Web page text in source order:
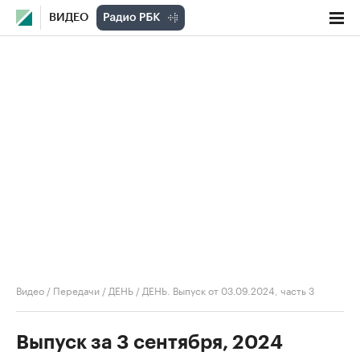
ВИДЕО
Видео / Передачи / ДЕНЬ / ДЕНЬ. Выпуск от 03.09.2024, часть 3
Выпуск за 3 сентября, 2024